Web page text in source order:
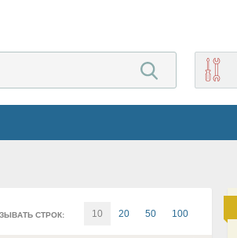
СТРОК: 10 20 50 100